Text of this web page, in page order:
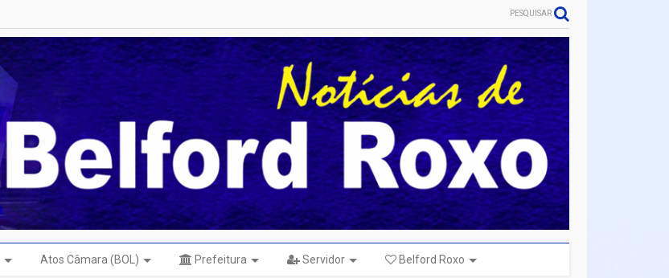
PESQUISAR
Atos Câmara (BOL) Prefeitura Servidor Belford Roxo